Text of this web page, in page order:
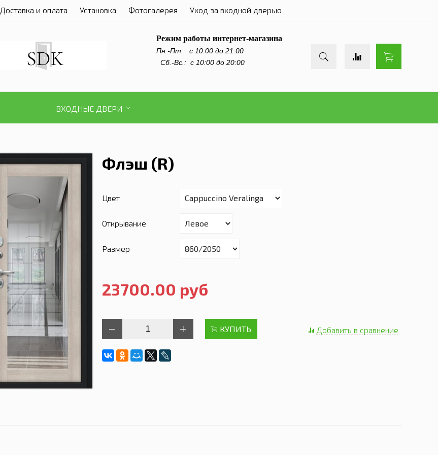
Доставка и оплата Установка Фотогалерея Уход за входной дверью
Режим работы интернет-магазина
Пн.-Пт.: с 10:00 до 21:00
Сб.-Вс.: с 10:00 до 20:00
ВХОДНЫЕ ДВЕРИ
Флэш (R)
Цвет
Открывание
Размер
23700.00 руб
КУПИТЬ Добавить в сравнение